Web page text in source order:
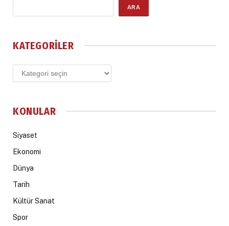
ARA
KATEGORILER
Kategoriler
KONULAR
Siyaset
Ekonomi
Dünya
Tarih
Kültür Sanat
Spor